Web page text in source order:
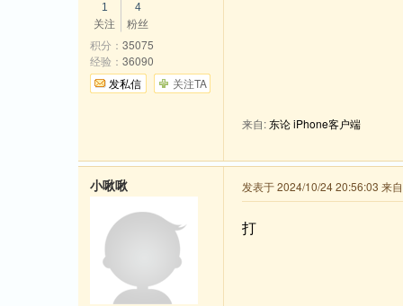
来自:东论 iPhone客户端
1
关注
4
粉丝
积分： 35075
经验： 36090
发私信
关注TA
发表于 2024/10/24 20:56:03 来
打
小啾啾